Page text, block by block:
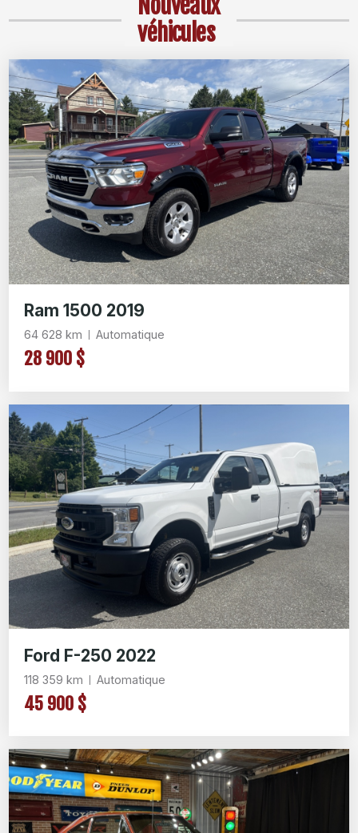
Nouveaux
véhicules
Ram 1500 2019
64 628 km Automatique
28 900 $
Ford F-250 2022
118 359 km Automatique
45 900 $